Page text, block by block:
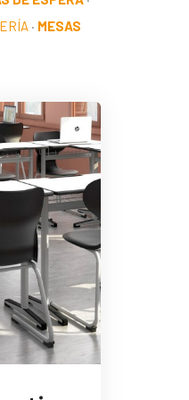
· MESAS